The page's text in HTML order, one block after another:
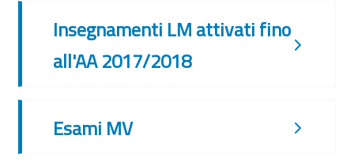
Insegnamenti LM attivati fino
all'AA 2017/2018
Esami MV